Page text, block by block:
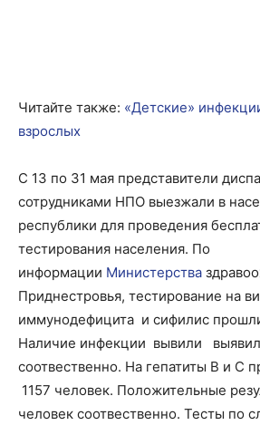
Читайте также: «Детские»
взрослых
С 13 по 31 мая представители
сотрудниками НПО выезжали в
республики для проведения
тестирования населения. По
информации Министерства
Приднестровья, тестирование на
иммунодефицита и сифилис
Наличие инфекции вывили
соотвественно. На гепатиты В и С
1157 человек. Положительные
человек соотвественно. Тесты по